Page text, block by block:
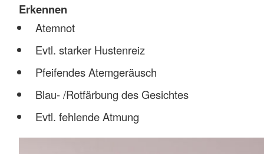
Erkennen
Atemnot
Evtl. starker Hustenreiz
Pfeifendes Atemgeräusch
Blau- /Rotfärbung des Gesichtes
Evtl. fehlende Atmung